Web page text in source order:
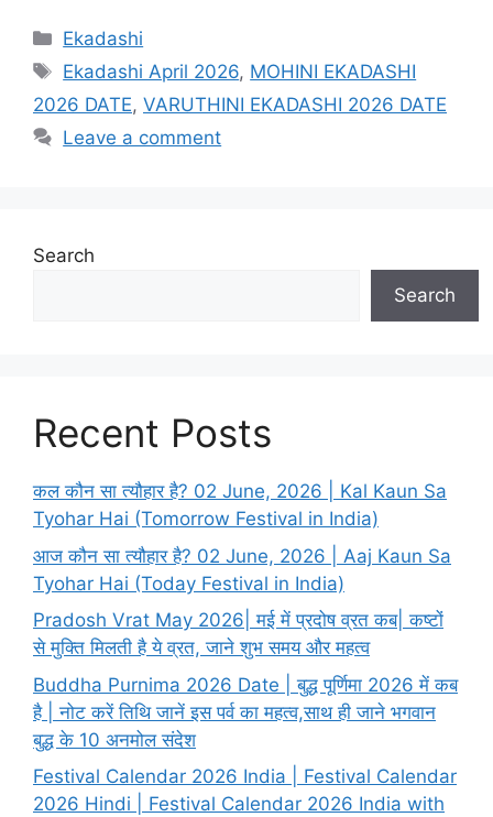
C
a
e
g
e
Ekadashi
T
a
s
Ekadashi April 2026, MOHINI EKADASHI
2026 DATE, VARUTHINI EKADASHI 2026 DATE
Leave a comment
Search
Search
Recent Posts
कल कौन सा त्यौहार है? 02 June, 2026 | Kal Kaun Sa
Tyohar Hai (Tomorrow Festival in India)
आज कौन सा त्यौहार है? 02 June, 2026 | Aaj Kaun Sa
Tyohar Hai (Today Festival in India)
Pradosh Vrat May 2026| मई में प्रदोष व्रत कब| कष्टों
से मुक्ति मिलती है ये व्रत, जाने शुभ समय और महत्व
Buddha Purnima 2026 Date | बुद्ध पूर्णिमा 2026 में कब
है | नोट करें तिथि जानें इस पर्व का महत्व,साथ ही जाने भगवान
बुद्ध के 10 अनमोल संदेश
Festival Calendar 2026 India | Festival Calendar
2026 Hindi | Festival Calendar 2026 India with